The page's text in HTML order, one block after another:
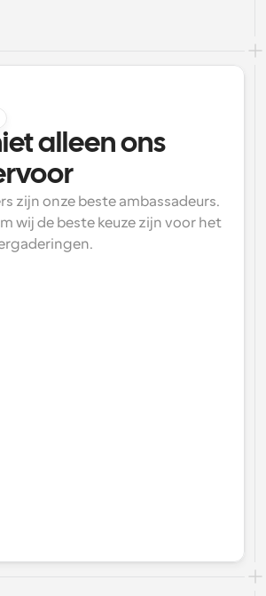
alleen ons
zijn onze beste ambassadeurs.
wij de beste keuze zijn voor het